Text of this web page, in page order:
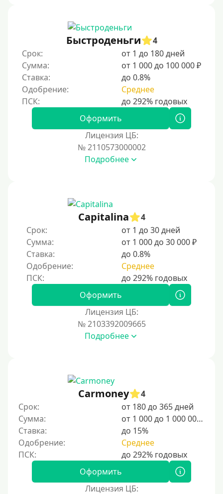
Быстроденьги
4
Срок:
от 1 до 180 дней
Сумма:
от 1 000 до 100 000 ₽
Ставка:
до 0.8%
Одобрение:
Среднее
Оформить
Лицензия ЦБ:
№ 2110573000002
Подробнее
Capitalina
4
Срок:
от 1 до 30 дней
Сумма:
от 1 000 до 30 000 ₽
Ставка:
до 0.8%
Одобрение:
Среднее
Оформить
Лицензия ЦБ:
№ 2103392009665
Подробнее
Carmoney
4
Срок:
от 180 до 365 дней
Сумма:
от 1 000 до 1 000 000 ₽
Ставка:
до 15%
Одобрение:
Среднее
Оформить
Лицензия ЦБ: